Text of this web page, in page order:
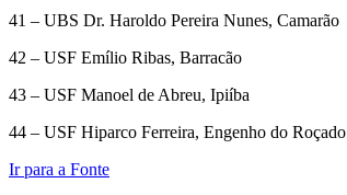
41 – UBS Dr. Haroldo Pereira Nunes, Camarão
42 – USF Emílio Ribas, Barracão
43 – USF Manoel de Abreu, Ipiíba
44 – USF Hiparco Ferreira, Engenho do Roçado
Ir para a Fonte